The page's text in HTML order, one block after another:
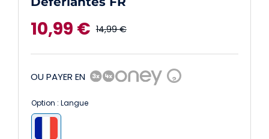
14,99€
prix
initial
10,99 €
prix
actuel
OU PAYER EN ?
Option : Langue